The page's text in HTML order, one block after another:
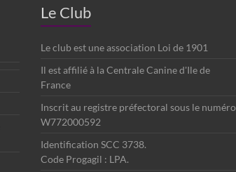
Le Club
Le club est une association Loi de 1901
Il est affilié à la Centrale Canine d'Ile de
France
Inscrit au registre préfectoral sous le numéro
W772000592
Identification SCC 3738.
Code Progagil : LPA.